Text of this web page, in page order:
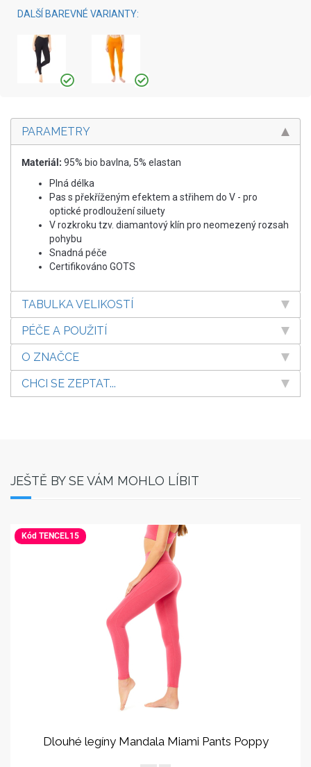
DALŠÍ BAREVNÉ VARIANTY:
PARAMETRY
Materiál: 95% bio bavlna, 5% elastan
Plná délka
Pas s překříženým efektem a střihem do V - pro
optické prodloužení siluety
V rozkroku tzv. diamantový klín pro neomezený rozsah
pohybu
Snadná péče
Certifikováno GOTS
TABULKA VELIKOSTÍ
PÉČE A POUŽITÍ
O ZNAČCE
CHCI SE ZEPTAT...
JEŠTĚ BY SE VÁM MOHLO LÍBIT
Kód TENCEL15
Dlouhé legíny Mandala Miami Pants Poppy